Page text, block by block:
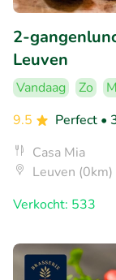
2-
Leuven
Vandaag Zo
9.5
Perfect •
Casa Mia
Leuven (0km)
Verkocht: 533